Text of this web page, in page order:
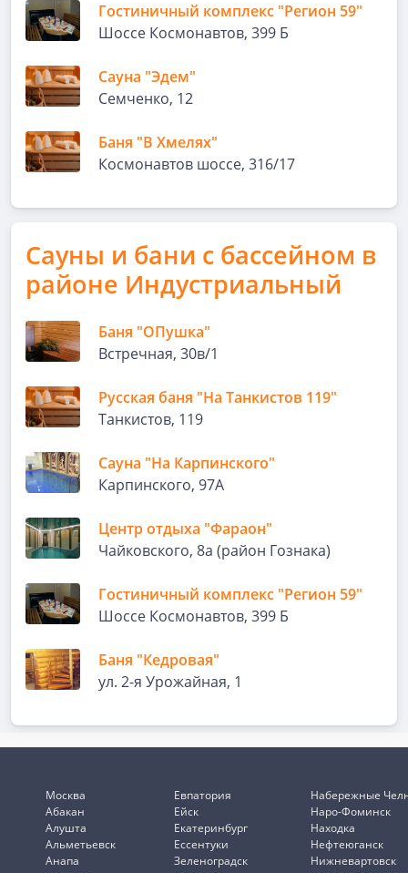
Гостиничный комплекс "Регион 59"
Шоссе Космонавтов, 399 Б
Сауна "Эдем"
Семченко, 12
Баня "В Хмелях"
Космонавтов шоссе, 316/17
Сауны и бани с бассейном в
районе Индустриальный
Баня "ОПушка"
Встречная, 30в/1
Русская баня "На Танкистов 119"
Танкистов, 119
Сауна "На Карпинского"
Карпинского, 97А
Центр отдыха "Фараон"
Чайковского, 8а (район Гознака)
Гостиничный комплекс "Регион 59"
Шоссе Космонавтов, 399 Б
Баня "Кедровая"
ул. 2-я Урожайная, 1
Москва
Абакан
Алушта
Альметьевск
Анапа
Евпатория
Ейск
Екатеринбург
Ессентуки
Зеленоградск
Набережные
Наро-Фоминск
Находка
Нефтеюганск
Нижневартовск